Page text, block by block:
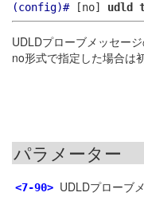
(config)#[no] udld
UDLDプローブメッセー
no形式で指定した場合は
パラメーター
<7-90> UDLDプローブ